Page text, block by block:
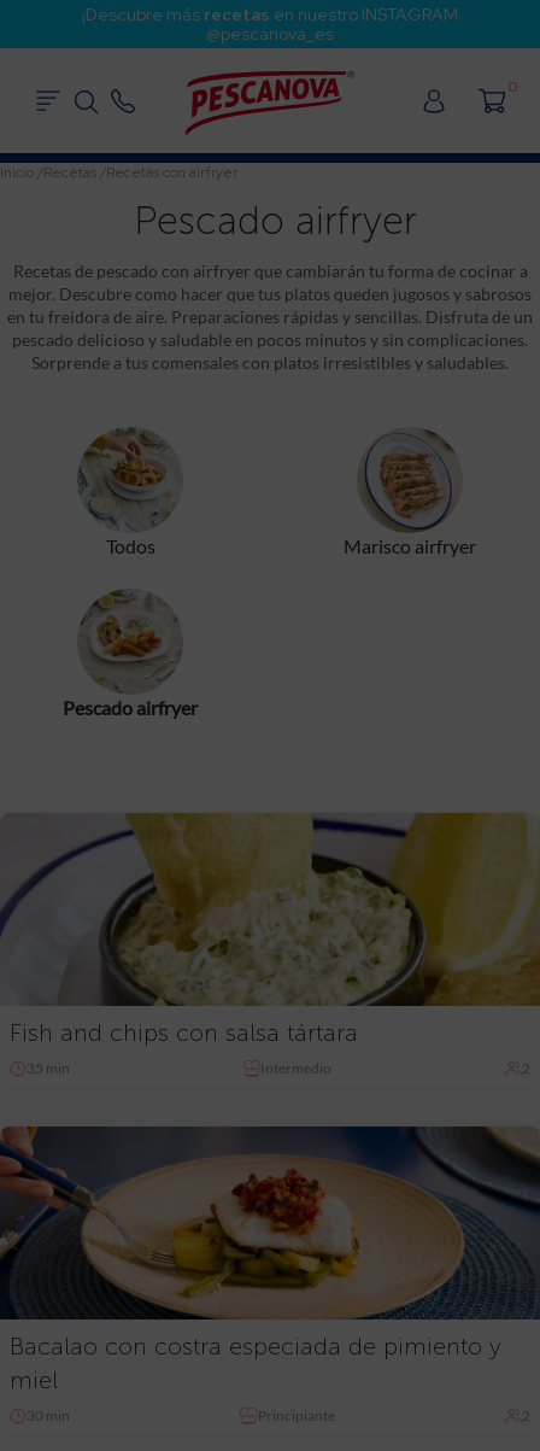
¡Descubre más recetas en nuestro INSTAGRAM
@pescanova_es
0
Inicio /Recetas /Recetas con airfryer
Pescado airfryer
Recetas de pescado con airfryer que cambiarán tu forma de cocinar a
mejor. Descubre como hacer que tus platos queden jugosos y sabrosos
en tu freidora de aire. Preparaciones rápidas y sencillas. Disfruta de un
pescado delicioso y saludable en pocos minutos y sin complicaciones.
Sorprende a tus comensales con platos irresistibles y saludables.
Todos Marisco airfryer
Pescado airfryer
Fish and chips con salsa tártara
35 min Intermedio 2
Bacalao con costra especiada de pimiento y
miel
30 min Principiante 2